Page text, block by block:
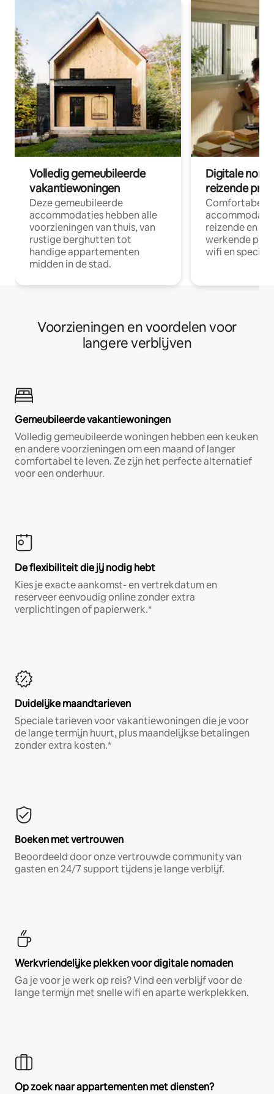
Volledig gemeubileerde
vakantiewoningen
Deze gemeubileerde
accommodaties hebben alle
voorzieningen van thuis, van
rustige berghutten tot
handige appartementen
midden in de stad.
Digitale
reizende
Comfortabele
reizende en
werkende
wifi en
Voorzieningen en voordelen voor
langere verblijven
Gemeubileerde vakantiewoningen
Volledig gemeubileerde woningen hebben een keuken
en andere voorzieningen om een maand of langer
comfortabel te leven. Ze zijn het perfecte alternatief
voor een onderhuur.
De flexibiliteit die jij nodig hebt
Kies je exacte aankomst- en vertrekdatum en
reserveer eenvoudig online zonder extra
verplichtingen of papierwerk.*
Duidelijke maandtarieven
Speciale tarieven voor vakantiewoningen die je voor
de lange termijn huurt, plus maandelijkse betalingen
zonder extra kosten.*
Boeken met vertrouwen
Beoordeeld door onze vertrouwde community van
gasten en 24/7 support tijdens je lange verblijf.
Werkvriendelijke plekken voor digitale nomaden
Ga je voor je werk op reis? Vind een verblijf voor de
lange termijn met snelle wifi en aparte werkplekken.
Op zoek naar appartementen met diensten?